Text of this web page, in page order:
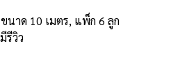
ขนาด 10 เมตร, แพ็ก 6 ลูก
รีวิว